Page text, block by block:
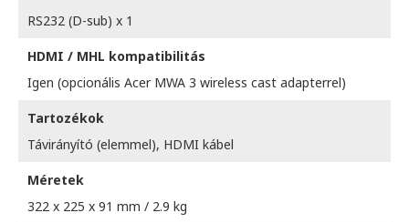
RS232 (D-sub) x 1
HDMI / MHL kompatibilitás
Igen (opcionális Acer MWA 3 wireless cast adapterrel)
Tartozékok
Távirányító (elemmel), HDMI kábel
Méretek
322 x 225 x 91 mm / 2.9 kg